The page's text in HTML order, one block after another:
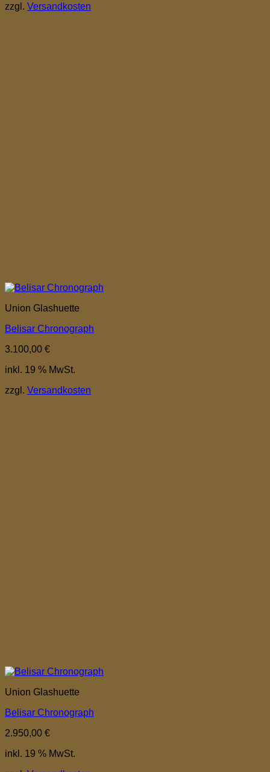
zzgl. Versandkosten
Union Glashuette
Belisar Chronograph
3.100,00 €
inkl. 19 % MwSt.
zzgl. Versandkosten
Union Glashuette
Belisar Chronograph
2.950,00 €
inkl. 19 % MwSt.